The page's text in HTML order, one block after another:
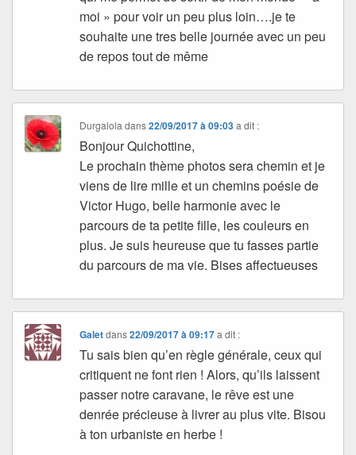
moi » pour voir un peu plus loin….je te
souhaite une tres belle journée avec un peu
de repos tout de même
Durgaloladans22/09/2017 à 09:03 a dit :
Bonjour Quichottine,
Le prochain thème photos sera chemin et je
viens de lire mille et un chemins poésie de
Victor Hugo, belle harmonie avec le
parcours de ta petite fille, les couleurs en
plus. Je suis heureuse que tu fasses partie
du parcours de ma vie. Bises affectueuses
Galetdans22/09/2017 à 09:17 a dit :
Tu sais bien qu’en règle générale, ceux qui
critiquent ne font rien ! Alors, qu’ils laissent
passer notre caravane, le rêve est une
denrée précieuse à livrer au plus vite. Bisou
à ton urbaniste en herbe !